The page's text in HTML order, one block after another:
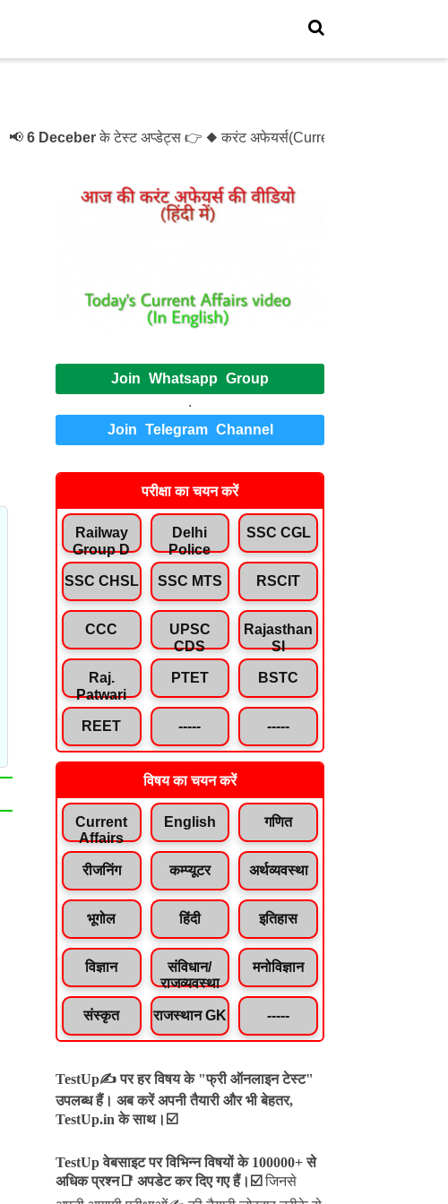
6 Deceberके टेस्ट अप्डेट्स 👉 ◆ करंट अफेयर्स(Current Affairs)- Test- 1214 ◆
Join Whatsapp Group
.
Join Telegram Channel
परीक्षा का चयन करें
Railway
Group D
Delhi
Police
SSC CGL
SSC CHSL SSC MTS RSCIT
CCC
UPSC
CDS
Rajasthan
SI
Raj.
Patwari
PTET BSTC
REET ----- -----
विषय का चयन करें
Current
Affairs
English गणित
रीजनिंग कम्प्यूटर अर्थव्यवस्था
भूगोल हिंदी इतिहास
विज्ञान
संविधान/
राजव्यवस्था
मनोविज्ञान
संस्कृत राजस्थान GK -----
TestUp✍️ पर हर विषय के "फ्री ऑनलाइन टेस्ट"
उपलब्ध हैं। अब करें अपनी तैयारी और भी बेहतर,
TestUp.in के साथ।☑️
TestUp वेबसाइट पर विभिन्न विषयों के 100000+ से
अधिक प्रश्न📑 अपडेट कर दिए गए हैं। ☑️ जिनसे